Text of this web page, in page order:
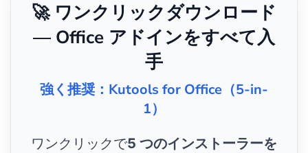
🚀 ワンクリックダウンロード
— Office アドインをすべて入
手
強く推奨：Kutools for Office（5-in-
1）
ワンクリックで5 つのインストーラーを